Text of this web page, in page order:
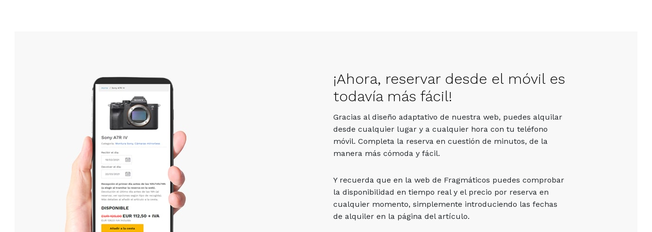
¡Ahora, reservar desde el móvil es
todavía más fácil!
Gracias al diseño adaptativo de nuestra web, puedes alquilar
desde cualquier lugar y a cualquier hora con tu teléfono
móvil. Completa la reserva en cuestión de minutos, de la
manera más cómoda y fácil.
Y recuerda que en la web de Fragmáticos puedes comprobar
la disponibilidad en tiempo real y el precio por reserva en
cualquier momento, simplemente introduciendo las fechas
de alquiler en la página del artículo.